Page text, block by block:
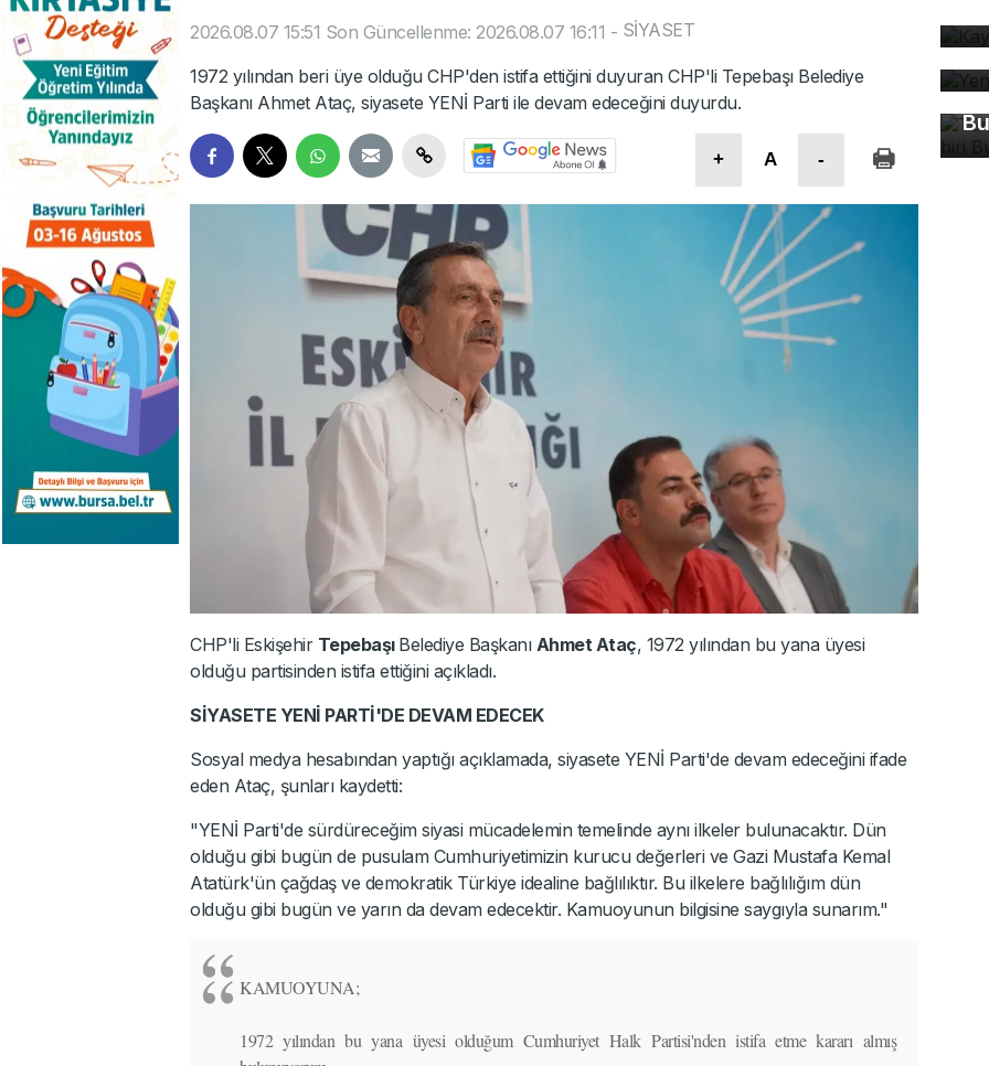
2026.08.07 15:51 Son Güncellenme: 2026.08.07 16:11 - SİYASET
1972 yılından beri üye olduğu CHP'den istifa ettiğini duyuran CHP'li Tepebaşı Belediye
Başkanı Ahmet Ataç, siyasete YENİ Parti ile devam edeceğini duyurdu.
+ A -
CHP'li Eskişehir Tepebaşı Belediye Başkanı Ahmet Ataç, 1972 yılından bu yana üyesi
olduğu partisinden istifa ettiğini açıkladı.
SİYASETE YENİ PARTİ'DE DEVAM EDECEK
Sosyal medya hesabından yaptığı açıklamada, siyasete YENİ Parti'de devam edeceğini ifade
eden Ataç, şunları kaydetti:
"YENİ Parti'de sürdüreceğim siyasi mücadelemin temelinde aynı ilkeler bulunacaktır. Dün
olduğu gibi bugün de pusulam Cumhuriyetimizin kurucu değerleri ve Gazi Mustafa Kemal
Atatürk'ün çağdaş ve demokratik Türkiye idealine bağlılıktır. Bu ilkelere bağlılığım dün
olduğu gibi bugün ve yarın da devam edecektir. Kamuoyunun bilgisine saygıyla sunarım."
KAMUOYUNA;
1972 yılından bu yana üyesi olduğum Cumhuriyet Halk Partisi'nden istifa etme kararı almış